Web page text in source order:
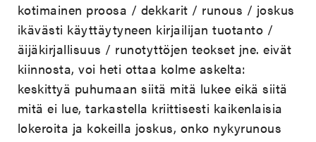
kotimainen proosa / dekkarit / runous / joskus
ikävästi käyttäytyneen kirjailijan tuotanto /
äijäkirjallisuus / runotyttöjen teokset jne. eivät
kiinnosta, voi heti ottaa kolme askelta:
keskittyä puhumaan siitä mitä lukee eikä siitä
mitä ei lue, tarkastella kriittisesti kaikenlaisia
lokeroita ja kokeilla joskus, onko nykyrunous